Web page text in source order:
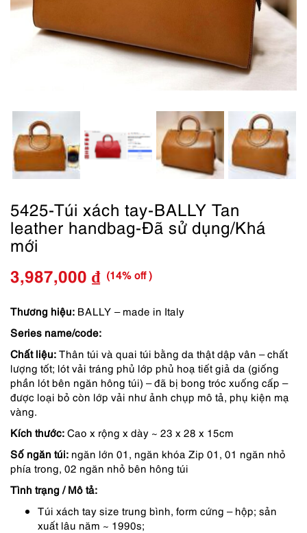
5425-Túi xách tay-BALLY Tan
leather handbag-Đã sử dụng/Khá
mới
Giá
gốc
là:
4,690,000 ₫.
3,987,000 ₫
Giá
hiện
tại
là:
3,987,000 ₫.
(14% off )
Thương hiệu: BALLY – made in Italy
Series name/code:
Chất liệu: Thân túi và quai túi bằng da thật dập vân – chất
lượng tốt; lót vải tráng phủ lớp phủ hoạ tiết giả da (giống
phần lót bên ngăn hông túi) – đã bị bong tróc xuống cấp –
được loại bỏ còn lớp vải như ảnh chụp mô tả, phụ kiện mạ
vàng.
Kích thước: Cao x rộng x dày ~ 23 x 28 x 15cm
Số ngăn túi: ngăn lớn 01, ngăn khóa Zip 01, 01 ngăn nhỏ
phía trong, 02 ngăn nhỏ bên hông túi
Tình trạng / Mô tả:
Túi xách tay size trung bình, form cứng – hộp; sản
xuất lâu năm ~ 1990s;